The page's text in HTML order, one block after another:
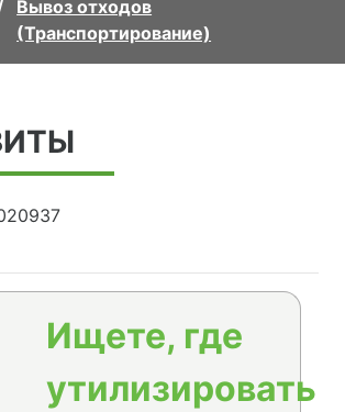
Вывоз отходов
(Транспортирование)
Ищете, где
утилизировать